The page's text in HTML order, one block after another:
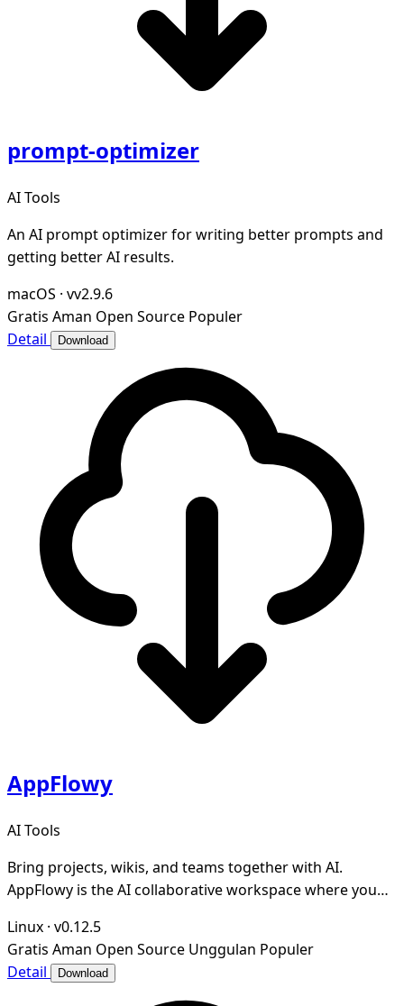
prompt-optimizer
AI Tools
An AI prompt optimizer for writing better prompts and
getting better AI results.
macOS · vv2.9.6
Gratis Aman Open Source Populer
Detail
Download
AppFlowy
AI Tools
Bring projects, wikis, and teams together with AI.
AppFlowy is the AI collaborative workspace where you
Linux · v0.12.5
Gratis Aman Open Source Unggulan Populer
Detail
Download